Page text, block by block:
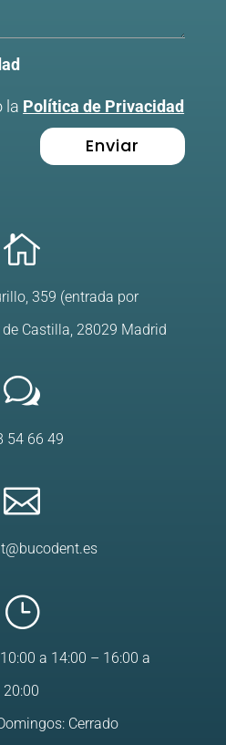
la Política de Privacidad
Enviar

359 (entrada por
Castilla, 28029 Madrid
w
54 66 49

}
a 14:00 – 16:00 a
20:00
Cerrado